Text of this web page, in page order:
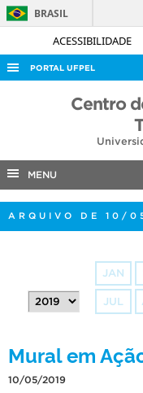
ACESSIBILIDADE
BRASIL
PORTAL UFPEL
CONCURSOS
INTERNACIONAL
PORTARIAS
Centro
MENU
ARQUIVO DE 10/
JAN
JUL
Mural em
10/05/2019